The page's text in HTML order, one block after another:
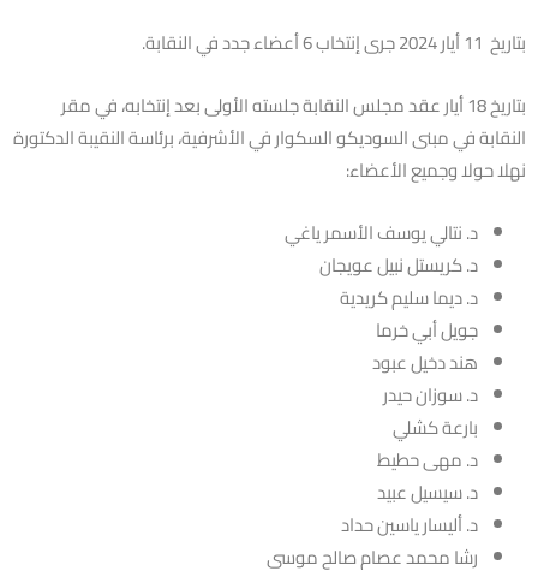
بتاريخ 11 أيار 2024 جرى إنتخاب 6 أعضاء جدد في النقابة.
بتاريخ 18 أيار عقد مجلس النقابة جلسته الأولى بعد إنتخابه، في مقر
النقابة في مبنى السوديكو السكوار في الأشرفية، برئاسة النقيبة الدكتورة
نهلا حولا وجميع الأعضاء:
د. نتالي يوسف الأسمر ياغي
د. كريستل نبيل عويجان
د. ديما سليم كريدية
جويل أبي خرما
هند دخيل عبود
د. سوزان حيدر
بارعة كشلي
د. مهى حطيط
د. سيسيل عبيد
د. أليسار ياسين حداد
رشا محمد عصام صالح موسى